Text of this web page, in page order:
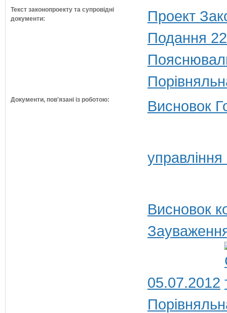
Текст законопроекту та супровідні
документи:
Проект
Подання
Документи, пов'язані із роботою: Висновок
Висновок
05.07.2012